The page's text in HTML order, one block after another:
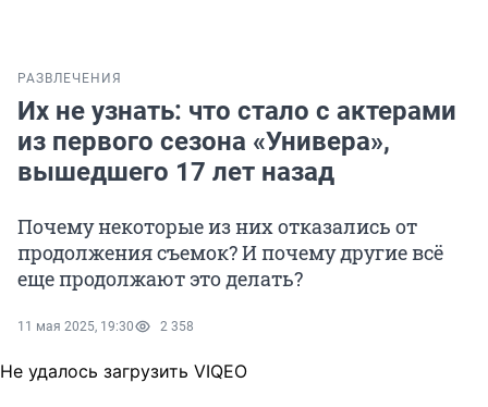
РАЗВЛЕЧЕНИЯ
Их не узнать: что стало с актерами
из первого сезона «Универа»,
вышедшего 17 лет назад
Почему некоторые из них отказались от
продолжения съемок? И почему другие всё
еще продолжают это делать?
11 мая 2025, 19:30 2 358
Не удалось загрузить VIQEO